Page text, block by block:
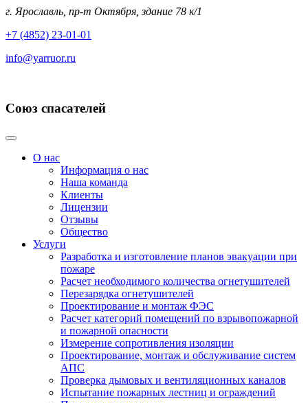
г. Ярославль, пр-т Октября, здание 78 к/1
+7 (4852) 23-01-01
info@yarruor.ru
Союз спасателей
О нас
Информация о нас
Наша команда
Клиенты
Лицензии
Отзывы
Общество
Услуги
Разработка и изготовление планов эвакуации при
пожаре
Расчет необходимого количества огнетушителей
Перезарядка огнетушителей
Проектирование и монтаж ФЭС
Расчет категорий помещений по взрывопожарной
и пожарной опасности
Измерение сопротивления изоляции
Проектирование, монтаж и обслуживание систем
АПС
Проверка дымовых и вентиляционных каналов
Испытание пожарных лестниц и ограждений